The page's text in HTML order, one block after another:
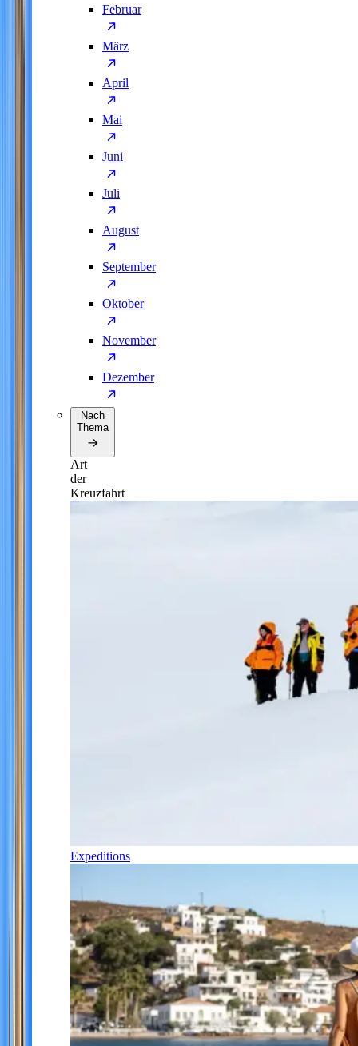
Februar
März
April
Mai
Juni
Juli
August
September
Oktober
November
Dezember
Nach
Thema
Art
der
Kreuzfahrt
Expeditions